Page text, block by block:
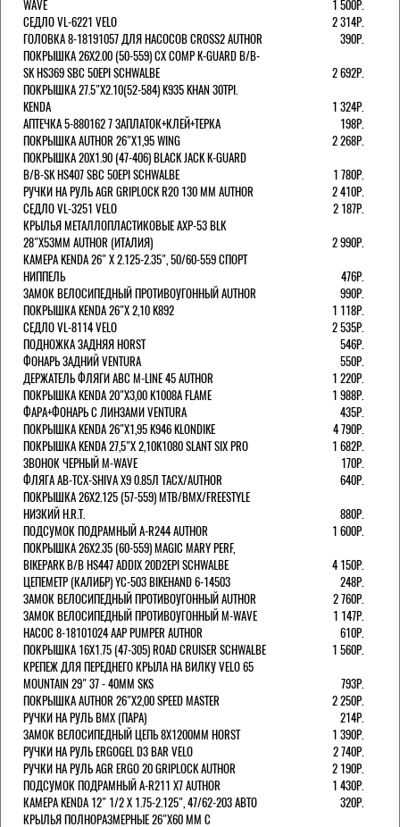
WAVE
1 500Р.
СЕДЛО VL-6221 VELO
2 314Р.
ГОЛОВКА 8-18191057 ДЛЯ НАСОСОВ CROSS2 AUTHOR
390Р.
ПОКРЫШКА 26X2.00 (50-559) CX COMP K-GUARD B/B-
SK HS369 SBC 50EPI SCHWALBE
2 692Р.
ПОКРЫШКА 27.5"Х2.10(52-584) K935 KHAN 30TPI.
KENDA
1 324Р.
АПТЕЧКА 5-880162 7 ЗАПЛАТОК+КЛЕЙ+ТЕРКА
198Р.
ПОКРЫШКА AUTHOR 26"Х1,95 WING
2 268Р.
ПОКРЫШКА 20X1.90 (47-406) BLACK JACK K-GUARD
B/B-SK HS407 SBC 50EPI SCHWALBE
1 780Р.
РУЧКИ НА РУЛЬ AGR GRIPLOCK R20 130 ММ AUTHOR
2 410Р.
СЕДЛО VL-3251 VELO
2 187Р.
КРЫЛЬЯ МЕТАЛЛОПЛАСТИКОВЫЕ AXP-53 BLK
28"Х53ММ AUTHOR (ИТАЛИЯ)
2 990Р.
КАМЕРА KENDA 26" Х 2.125-2.35", 50/60-559 СПОРТ
НИППЕЛЬ
476Р.
ЗАМОК ВЕЛОСИПЕДНЫЙ ПРОТИВОУГОННЫЙ AUTHOR
990Р.
ПОКРЫШКА KENDA 26"Х 2,10 K892
1 118Р.
СЕДЛО VL-8114 VELO
2 535Р.
ПОДНОЖКА ЗАДНЯЯ HORST
546Р.
ФОНАРЬ ЗАДНИЙ VENTURA
550Р.
ДЕРЖАТЕЛЬ ФЛЯГИ АВС M-LINE 45 AUTHOR
1 220Р.
ПОКРЫШКА KENDA 20"Х3,00 K1008A FLAME
1 988Р.
ФАРА+ФОНАРЬ С ЛИНЗАМИ VENTURA
435Р.
ПОКРЫШКА KENDA 26"Х1,95 K946 KLONDIKE
4 790Р.
ПОКРЫШКА KENDA 27,5"Х 2,10K1080 SLANT SIX PRO
1 682Р.
ЗВОНОК ЧЕРНЫЙ M-WAVE
170Р.
ФЛЯГА AB-TCX-SHIVA X9 0.85Л TACX/AUTHOR
640Р.
ПОКРЫШКА 26X2.125 (57-559) MTB/BMX/FREESTYLE
НИЗКИЙ H.R.T.
880Р.
ПОДСУМОК ПОДРАМНЫЙ A-R244 AUTHOR
1 600Р.
ПОКРЫШКА 26X2.35 (60-559) MAGIC MARY PERF,
BIKEPARK B/B HS447 ADDIX 20D2EPI SCHWALBE
4 150Р.
ЦЕПЕМЕТР (КАЛИБР) YC-503 BIKEHAND 6-14503
248Р.
ЗАМОК ВЕЛОСИПЕДНЫЙ ПРОТИВОУГОННЫЙ AUTHOR
2 760Р.
ЗАМОК ВЕЛОСИПЕДНЫЙ ПРОТИВОУГОННЫЙ M-WAVE
1 147Р.
НАСОС 8-18101024 AAP PUMPER AUTHOR
610Р.
ПОКРЫШКА 16X1.75 (47-305) ROAD CRUISER SCHWALBE
1 560Р.
КРЕПЕЖ ДЛЯ ПЕРЕДНЕГО КРЫЛА НА ВИЛКУ VELO 65
MOUNTAIN 29" 37 - 40ММ SKS
793Р.
ПОКРЫШКА AUTHOR 26"Х2,00 SPEED MASTER
2 250Р.
РУЧКИ НА РУЛЬ BMX (ПАРА)
214Р.
ЗАМОК ВЕЛОCИПЕДНЫЙ ЦЕПЬ 8Х1200ММ HORST
1 390Р.
РУЧКИ НА РУЛЬ ERGOGEL D3 BAR VELO
2 740Р.
РУЧКИ НА РУЛЬ AGR ERGO 20 GRIPLOCK AUTHOR
2 190Р.
ПОДСУМОК ПОДРАМНЫЙ A-R211 X7 AUTHOR
1 430Р.
КАМЕРА KENDA 12" 1/2 Х 1.75-2.125", 47/62-203 АВТО
320Р.
КРЫЛЬЯ ПОЛНОРАЗМЕРНЫЕ 26"Х60 ММ С